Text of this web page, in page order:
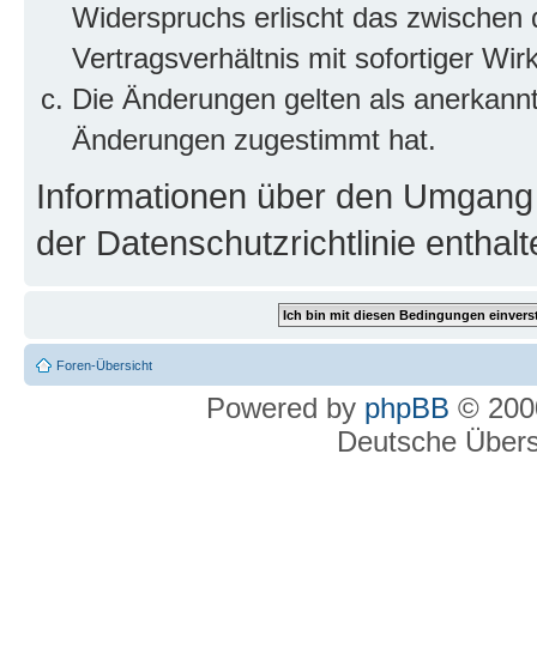
Widerspruchs erlischt das
Vertragsverhältnis mit sofortiger
Die Änderungen gelten als
Änderungen zugestimmt hat.
Informationen über den
der Datenschutzrichtlinie
Foren-Übersicht
Powered by phpBB ©
Deutsche